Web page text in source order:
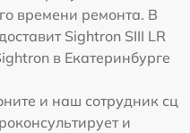
времени ремонта. В
Sightron SIII LR
в Екатеринбурге
и наш сотрудник сц
и